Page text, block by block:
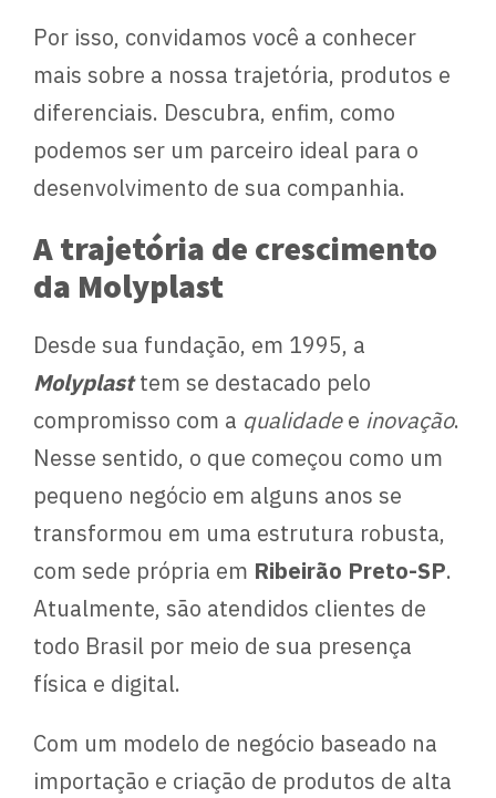
Por isso, convidamos você a conhecer
mais sobre a nossa trajetória, produtos e
diferenciais. Descubra, enfim, como
podemos ser um parceiro ideal para o
desenvolvimento de sua companhia.
A trajetória de crescimento
da Molyplast
Desde sua fundação, em 1995, a
Molyplasttem se destacado pelo
compromisso com a qualidadee inovação.
Nesse sentido, o que começou como um
pequeno negócio em alguns anos se
transformou em uma estrutura robusta,
com sede própria em Ribeirão Preto-SP.
Atualmente, são atendidos clientes de
todo Brasil por meio de sua presença
física e digital.
Com um modelo de negócio baseado na
importação e criação de produtos de alta